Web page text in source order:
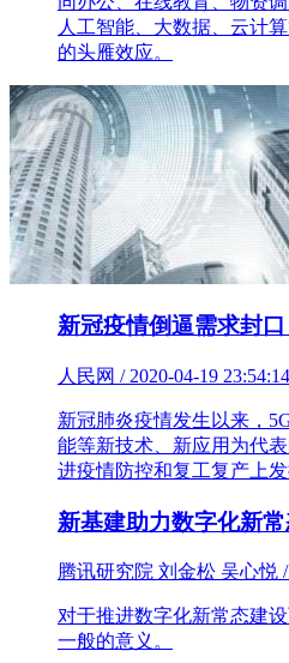
人工智能、大数据、云计
的头雁效应。
新冠疫情倒逼需求封
人民网 / 2020-04-19 23:54:14
新冠肺炎疫情发生以来，
能等新技术、新应用为代
进疫情防控和复工复产上发
新基建助力数字化新
腾讯研究院 刘金松 吴心悦 /
对于推进数字化新常态建
一般的意义。